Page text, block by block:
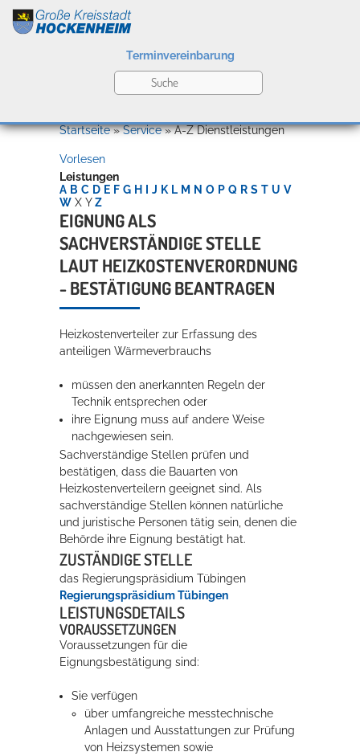
Kultur
Bildung
Wirtschaft
Rathaus
Service
Terminvereinbarung
Willkommen in Hockenheim
Konzerte, Tagungen und vieles mehr
Die Stadthalle Hockenheim bietet den perfekten Standort für Events
mehr dazu...
Startseite»Service»A-Z Dienstleistungen
Vorlesen
Leistungen
A B C D E F G H J K L M N O P Q R S T U V
W X Y Z
EIGNUNG ALS
SACHVERSTÄNDIGE STELLE
LAUT HEIZKOSTENVERORDNUNG
- BESTÄTIGUNG BEANTRAGEN
Heizkostenverteiler zur Erfassung des
anteiligen Wärmeverbrauchs
müssen den anerkannten Regeln der
Technik entsprechen oder
ihre Eignung muss auf andere Weise
nachgewiesen sein.
Sachverständige Stellen prüfen und
bestätigen, dass die Bauarten von
Heizkostenverteilern geeignet sind. Als
sachverständige Stellen können natürliche
und juristische Personen tätig sein, denen die
Behörde ihre Eignung bestätigt hat.
ZUSTÄNDIGE STELLE
das Regierungspräsidium Tübingen
Regierungspräsidium Tübingen
LEISTUNGSDETAILS
VORAUSSETZUNGEN
Voraussetzungen für die
Eignungsbestätigung sind:
Sie verfügen
über umfangreiche messtechnische
Anlagen und Ausstattungen zur Prüfung
von Heizsystemen sowie